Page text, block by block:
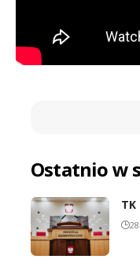
Ostatnio w